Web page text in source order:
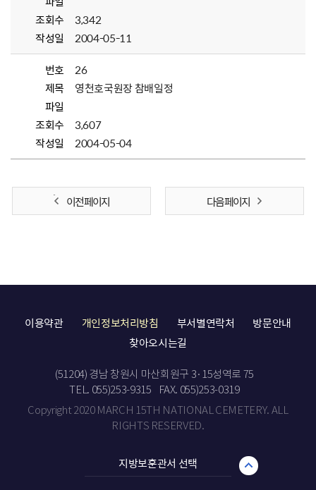
조회수
3,342
작성일
2004-05-11
번호
26
제목
영천호국원장 참배일정
파일
조회수
3,607
작성일
2004-05-04
이전 페이지 다음 페이지
이용약관 개인정보처리방침 부서별연락처
방문안내
찾아오시는길
(51204) 경남 창원시 마산회원구 3·15성역로 75
TEL. 055)253-9315
FAX. 055)253-0319
Copyright 2020 MARCH 15TH NATIONAL CEMETERY. ALL
RIGHTS RESERVED.
지방보훈관서 선택